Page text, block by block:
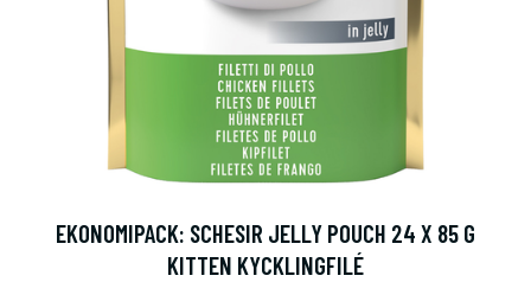
EKONOMIPACK: SCHESIR JELLY POUCH 24 X 85 G
KITTEN KYCKLINGFILÉ